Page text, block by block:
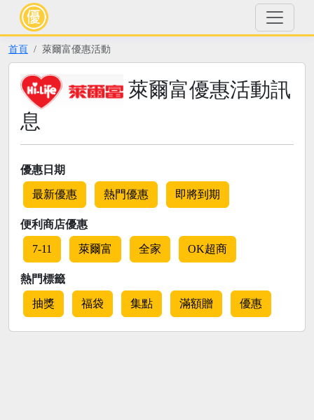
首頁 萊爾富優惠活動
萊爾富優惠活動訊
息
優惠日期
最新優惠 熱門優惠 即將到期
便利商店優惠
7-11 萊爾富 全家 OK超商
熱門標籤
抽獎 福袋 集點 滿額贈 優惠